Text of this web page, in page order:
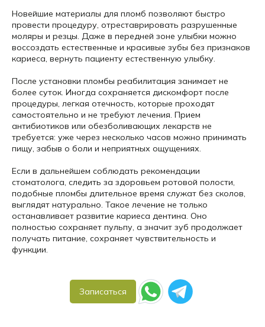
Новейшие материалы для пломб позволяют быстро
провести процедуру, отреставрировать разрушенные
моляры и резцы. Даже в передней зоне улыбки можно
воссоздать естественные и красивые зубы без признаков
кариеса, вернуть пациенту естественную улыбку.
После установки пломбы реабилитация занимает не
более суток. Иногда сохраняется дискомфорт после
процедуры, легкая отечность, которые проходят
самостоятельно и не требуют лечения. Прием
антибиотиков или обезболивающих лекарств не
требуется: уже через несколько часов можно принимать
пищу, забыв о боли и неприятных ощущениях.
Если в дальнейшем соблюдать рекомендации
стоматолога, следить за здоровьем ротовой полости,
подобные пломбы длительное время служат без сколов,
выглядят натурально. Такое лечение не только
останавливает развитие кариеса дентина. Оно
полностью сохраняет пульпу, а значит зуб продолжает
получать питание, сохраняет чувствительность и
функции.
Записаться